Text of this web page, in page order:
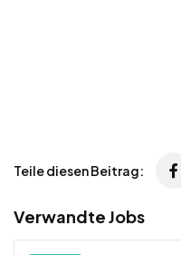
Teile diesen Beitrag:
Verwandte Jobs